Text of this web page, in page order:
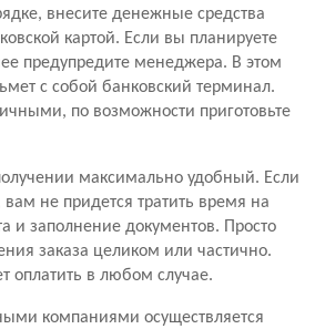
внесите денежные средства
картой. Если вы планируете
предупредите менеджера. В этом
с собой банковский терминал.
по возможности приготовьте
максимально удобный. Если
вам не придется тратить время на
и заполнение документов. Просто
заказа целиком или частично.
оплатить в любом случае.
компаниями осуществляется